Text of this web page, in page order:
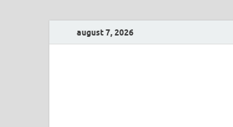
august 7, 2026